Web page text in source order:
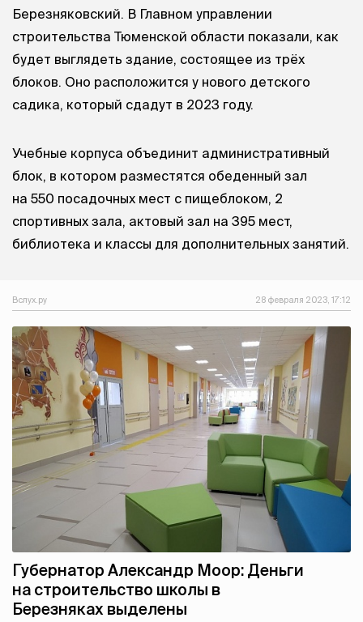
Березняковский. В Главном управлении
строительства Тюменской области показали, как
будет выглядеть здание, состоящее из трёх
блоков. Оно расположится у нового детского
садика, который сдадут в 2023 году.
Учебные корпуса объединит административный
блок, в котором разместятся обеденный зал
на 550 посадочных мест с пищеблоком, 2
спортивных зала, актовый зал на 395 мест,
библиотека и классы для дополнительных занятий.
Вслух.ру 28 февраля 2023, 17:12
Губернатор Александр Моор: Деньги
на строительство школы в
Березняках выделены